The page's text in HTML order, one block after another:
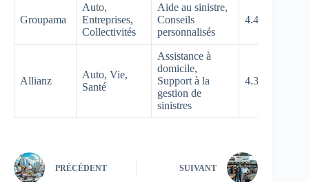
Groupama
Auto,
Entreprises,
Collectivités
Aide au sinistre,
Conseils
personnalisés
4.4/5
Allianz
Auto, Vie,
Santé
Assistance à
domicile,
Support à la
gestion de
sinistres
4.3/5
PRÉCÉDENT SUIVANT